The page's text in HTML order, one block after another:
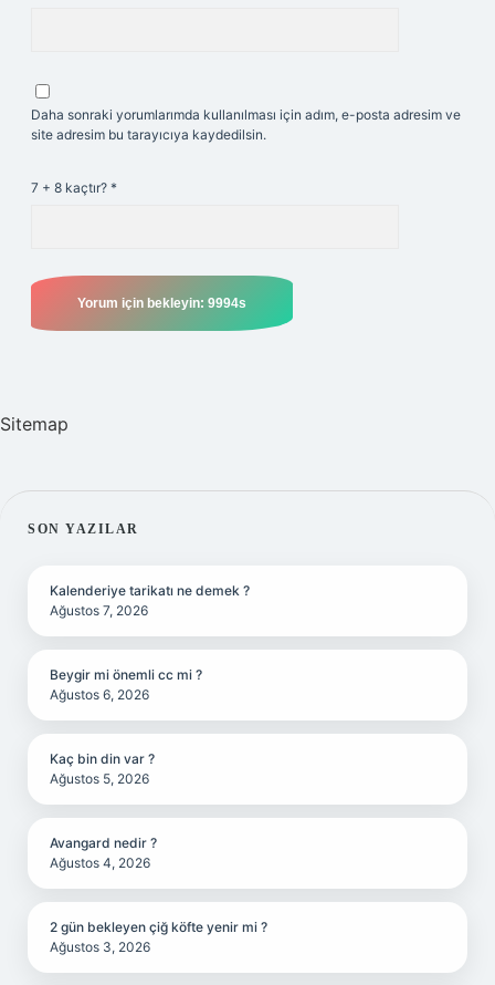
Daha sonraki yorumlarımda kullanılması için adım, e-posta adresim ve
site adresim bu tarayıcıya kaydedilsin.
7 + 8 kaçtır? *
Sitemap
SIDEBAR
SON YAZILAR
Kalenderiye tarikatı ne demek ?
Ağustos 7, 2026
Beygir mi önemli cc mi ?
Ağustos 6, 2026
Kaç bin din var ?
Ağustos 5, 2026
Avangard nedir ?
Ağustos 4, 2026
2 gün bekleyen çiğ köfte yenir mi ?
Ağustos 3, 2026